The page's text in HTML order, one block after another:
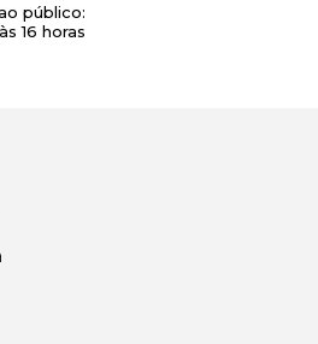
público:
16 horas